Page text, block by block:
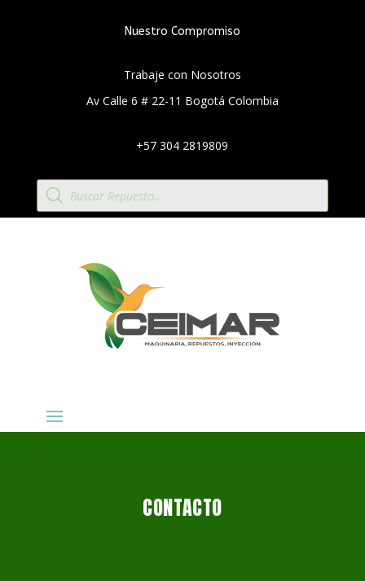
Nuestro Compromiso
Trabaje con Nosotros
Av Calle 6 # 22-11 Bogotá Colombia
+57 304 2819809
Búsqueda
de
productos
CONTACTO